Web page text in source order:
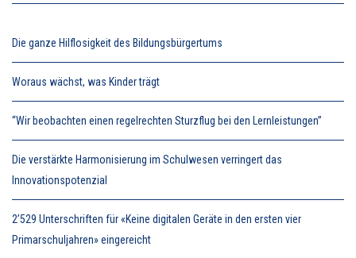
Die ganze Hilflosigkeit des Bildungsbürgertums
Woraus wächst, was Kinder trägt
“Wir beobachten einen regelrechten Sturzflug bei den Lernleistungen”
Die verstärkte Harmonisierung im Schulwesen verringert das
Innovationspotenzial
2’529 Unterschriften für «Keine digitalen Geräte in den ersten vier
Primarschuljahren» eingereicht